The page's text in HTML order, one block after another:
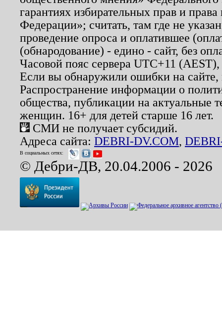
гарантиях избирательных прав и
Федерации»; считать, там где не
проведение опроса и оплатившее
(обнародование) - едино - сайт, без
Часовой пояс сервера UTC+11
Если вы обнаружили ошибки на
Распространение информации о
общества, публикации на актуальные
женщин. 16+ для детей старше 16 лет.
СМИ не получает субсидий.
Адреса сайта: DEBRI-DV.COM,
В социальных сетях:
© Дебри-ДВ, 20.04.2006 - 2026